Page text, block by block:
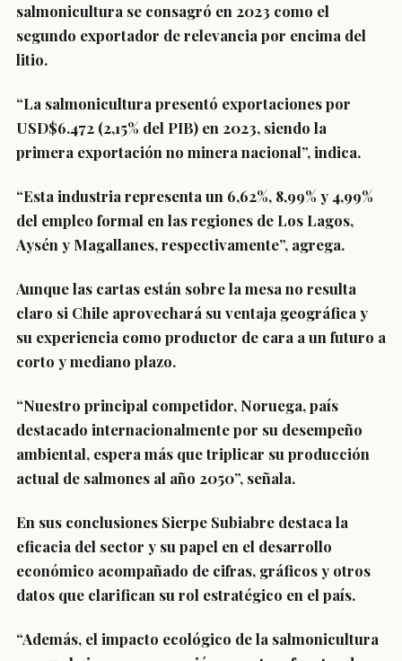
salmonicultura se consagró en 2023 como el
segundo exportador de relevancia por encima del
litio.
“La salmonicultura presentó exportaciones por
USD$6.472 (2,15% del PIB) en 2023, siendo la
primera exportación no minera nacional”, indica.
“Esta industria representa un 6,62%, 8,99% y 4,99%
del empleo formal en las regiones de Los Lagos,
Aysén y Magallanes, respectivamente”, agrega.
Aunque las cartas están sobre la mesa no resulta
claro si Chile aprovechará su ventaja geográfica y
su experiencia como productor de cara a un futuro a
corto y mediano plazo.
“Nuestro principal competidor, Noruega, país
destacado internacionalmente por su desempeño
ambiental, espera más que triplicar su producción
actual de salmones al año 2050”, señala.
En sus conclusiones Sierpe Subiabre destaca la
eficacia del sector y su papel en el desarrollo
económico acompañado de cifras, gráficos y otros
datos que clarifican su rol estratégico en el país.
“Además, el impacto ecológico de la salmonicultura